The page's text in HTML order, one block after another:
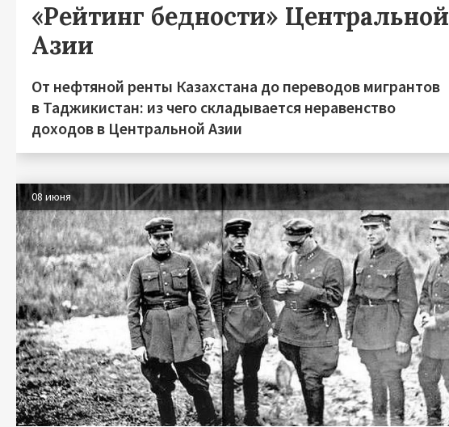
«Рейтинг бедности» Центральной
Азии
От нефтяной ренты Казахстана до переводов мигрантов
в Таджикистан: из чего складывается неравенство
доходов в Центральной Азии
08 июня